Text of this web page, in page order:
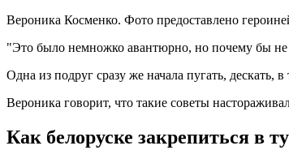
Вероника Косменко. Фото предоставлено
"Это было немножко авантюрно, но почему бы
Одна из подруг сразу же начала пугать, дескать,
Вероника говорит, что такие советы
Как белоруске закрепиться в